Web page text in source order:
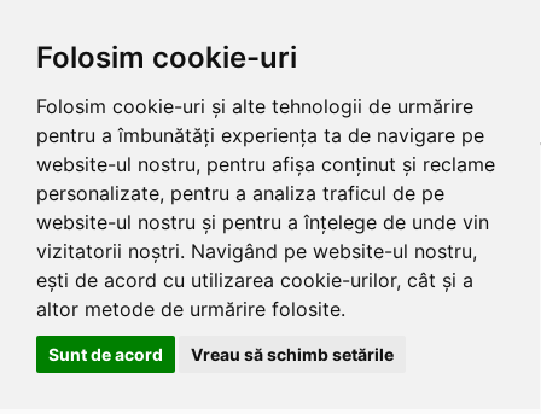
Folosim cookie-uri
Folosim cookie-uri și alte tehnologii de urmărire
pentru a îmbunătăți experiența ta de navigare pe
website-ul nostru, pentru afișa conținut și reclame
personalizate, pentru a analiza traficul de pe
website-ul nostru și pentru a înțelege de unde vin
vizitatorii noștri. Navigând pe website-ul nostru,
ești de acord cu utilizarea cookie-urilor, cât și a
altor metode de urmărire folosite.
Sunt de acord Vreau să schimb setările